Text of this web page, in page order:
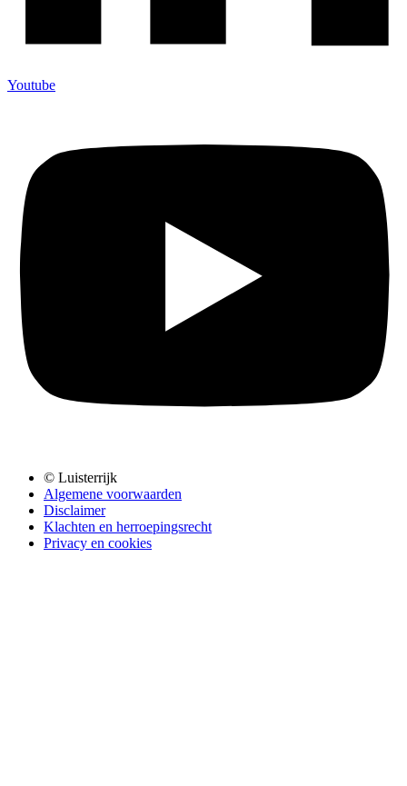
Youtube
© Luisterrijk
Algemene voorwaarden
Disclaimer
Klachten en herroepingsrecht
Privacy en cookies